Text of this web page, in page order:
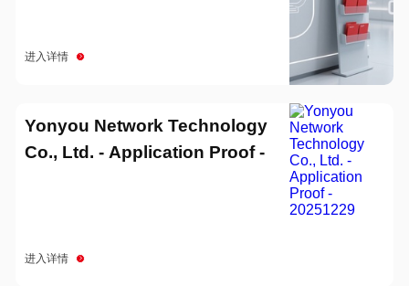
进入详情
Yonyou Network Technology
Co., Ltd. - Application Proof -
进入详情